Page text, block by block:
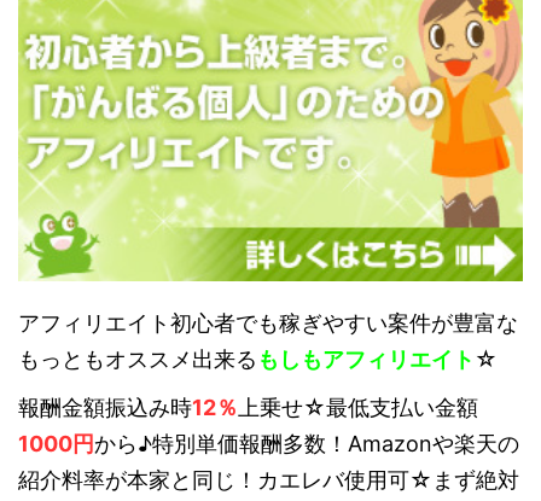
アフィリエイト初心者でも稼ぎやすい案件が豊富な
もっともオススメ出来る もしもアフィリエイト ☆
報酬金額振込み時12％ 上乗せ☆最低支払い金額
1000円から♪特別単価報酬多数！Amazonや楽天の
紹介料率が本家と同じ！カエレバ使用可☆まず絶対